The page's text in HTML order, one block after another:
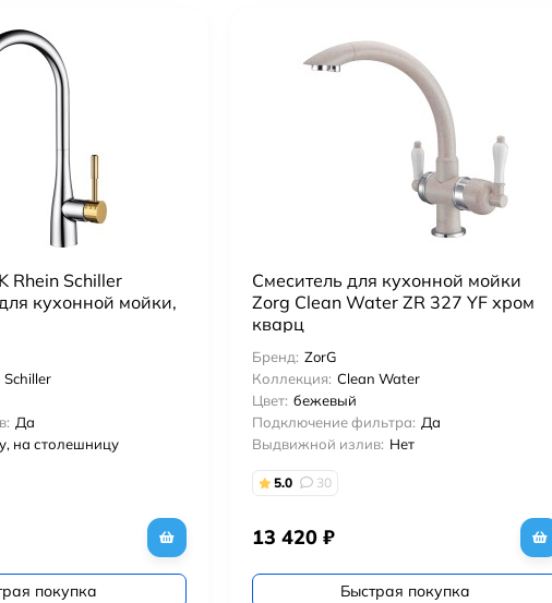
Rhein Schiller
кухонной мойки,
Schiller
Да
на столешницу
покупка
Смеситель для кухонной мойки
Zorg Clean Water ZR 327 YF хром
кварц
Бренд: ZorG
Коллекция: Clean Water
Цвет: бежевый
Подключение фильтра: Да
Выдвижной излив: Нет
5.0 30
13 420 ₽
Быстрая покупка